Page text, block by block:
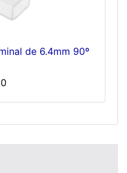
de 6.4mm 90º